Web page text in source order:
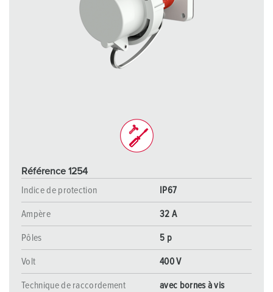
Référence 1254
Indice de protection
IP67
Ampère 32 A
Pôles 5 p
Volt 400 V
Technique de raccordement avec bornes à vis